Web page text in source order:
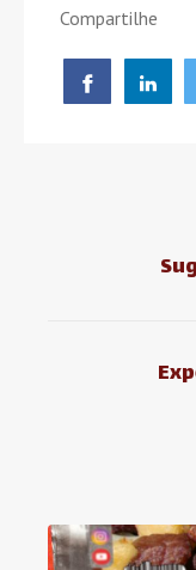
Compartilhe